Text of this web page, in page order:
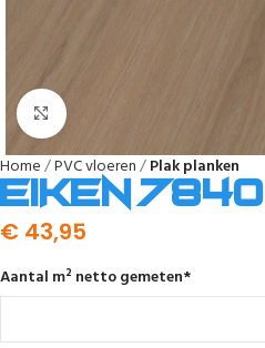
Home PVC vloeren Plak planken
Eiken 7840
€ 43,95
Aantal m² netto gemeten*
Afbeelding vergroten